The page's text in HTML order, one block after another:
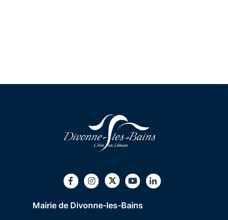
FacebookInstagram
TwitterYoutubeLinkedIn
Mairie de Divonne-les-Bains